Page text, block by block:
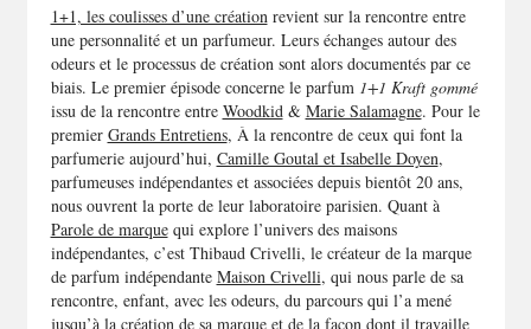
1+1, les coulisses d’une créationrevient sur la rencontre entre
une personnalité et un parfumeur. Leurs échanges autour des
odeurs et le processus de création sont alors documentés par ce
biais. Le premier épisode concerne le parfum 1+1 Kraft gommé
issu de la rencontre entre Woodkid& Marie Salamagne. Pour le
premier Grands Entretiens, À la rencontre de ceux qui font la
parfumerie aujourd’hui, Camille Goutal et Isabelle Doyen,
parfumeuses indépendantes et associées depuis bientôt 20 ans,
nous ouvrent la porte de leur laboratoire parisien. Quant à
Parole de marquequi explore l’univers des maisons
indépendantes, c’est Thibaud Crivelli, le créateur de la marque
de parfum indépendante Maison Crivelli, qui nous parle de sa
rencontre, enfant, avec les odeurs, du parcours qui l’a mené
jusqu’à la création de sa marque et de la façon dont il travaille